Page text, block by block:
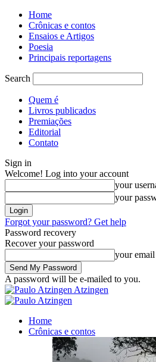
Home
Crônicas e contos
Ensaios e Artigos
Poesia
Principais reportagens
Search
Quem é
Livros publicados
Premiações
Editorial
Contato
Sign in
Welcome! Log into your account
your
your
Forgot your password? Get help
Password recovery
Recover your password
your email
A password will be e-mailed to you.
Atzingen
Home
Crônicas e contos